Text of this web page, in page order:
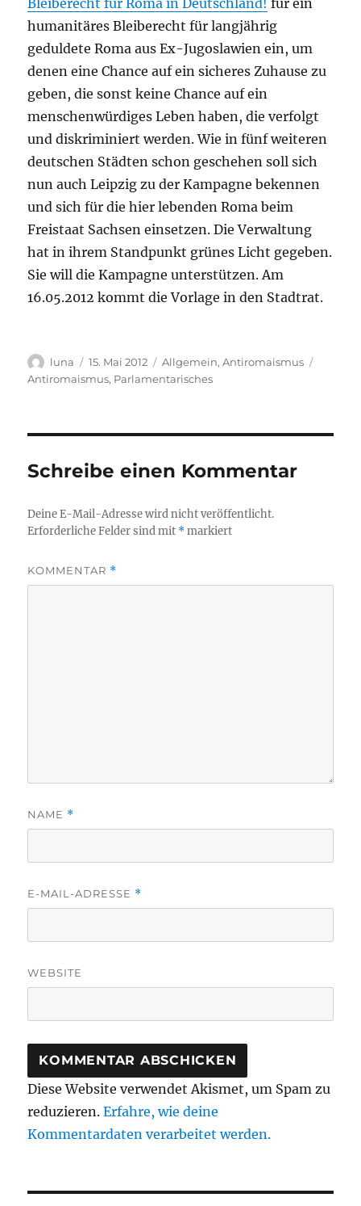
humanitäres Bleiberecht für langjährig
geduldete Roma aus Ex-Jugoslawien ein, um
denen eine Chance auf ein sicheres Zuhause zu
geben, die sonst keine Chance auf ein
menschenwürdiges Leben haben, die verfolgt
und diskriminiert werden. Wie in fünf weiteren
deutschen Städten schon geschehen soll sich
nun auch Leipzig zu der Kampagne bekennen
und sich für die hier lebenden Roma beim
Freistaat Sachsen einsetzen. Die Verwaltung
hat in ihrem Standpunkt grünes Licht gegeben.
Sie will die Kampagne unterstützen. Am
16.05.2012 kommt die Vorlage in den Stadtrat.
Autor
luna
Veröffentlicht
am
15. Mai 2012 Kategorien
Allgemein,Antiromaismus
Antiromaismus, Parlamentarisches
Schreibe einen Kommentar
Deine E-Mail-Adresse wird nicht veröffentlicht.
Erforderliche Felder sind mit *markiert
KOMMENTAR *
NAME *
E-MAIL-ADRESSE *
WEBSITE
Diese Website verwendet Akismet, um Spam zu
reduzieren.Erfahre, wie deine
Kommentardaten verarbeitet werden.